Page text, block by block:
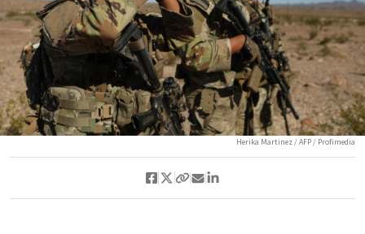
Herika Martinez / AFP / Profimedia